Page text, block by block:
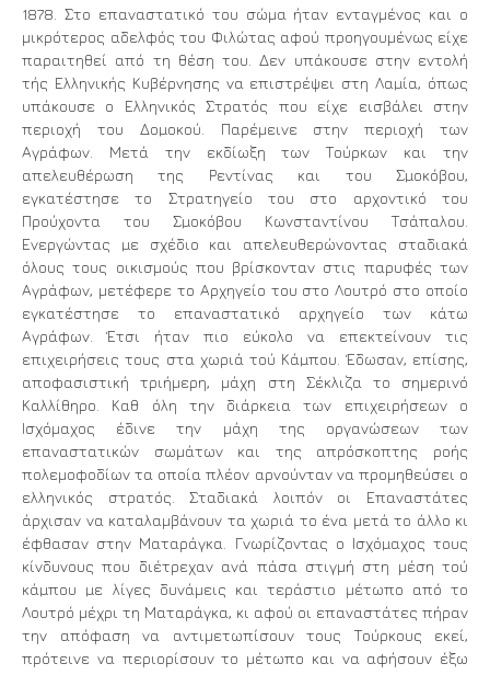
1878. Στο επαναστατικό του σώμα ήταν ενταγμένος και ο
μικρότερος αδελφός του Φιλώτας αφού προηγουμένως είχε
παραιτηθεί από τη θέση του. Δεν υπάκουσε στην εντολή
τής Ελληνικής Κυβέρνησης να επιστρέψει στη Λαµία, όπως
υπάκουσε ο Ελληνικός Στρατός που είχε εισβάλει στην
περιοχή του Δοµοκού. Παρέμεινε στην περιοχή των
Αγράφων. Μετά την εκδίωξη των Τούρκων και την
απελευθέρωση της Ρεντίνας και του Σµοκόβου,
εγκατέστησε το Στρατηγείο του στο αρχοντικό του
Προύχοντα του Σµοκόβου Κωνσταντίνου Τσάπαλου.
Ενεργώντας µε σχέδιο και απελευθερώνοντας σταδιακά
όλους τους οικισμούς που βρίσκονταν στις παρυφές των
Αγράφων, μετέφερε το Αρχηγείο του στο Λουτρό στο οποίο
εγκατέστησε το επαναστατικό αρχηγείο των κάτω
Αγράφων. Έτσι ήταν πιο εύκολο να επεκτείνουν τις
επιχειρήσεις τους στα χωριά τού Κάµπου. Έδωσαν, επίσης,
αποφασιστική τριήμερη, μάχη στη Σέκλιζα το σημερινό
Καλλίθηρο. Καθ όλη την διάρκεια των επιχειρήσεων ο
Ισχόμαχος έδινε την μάχη της οργανώσεων των
επαναστατικών σωμάτων και της απρόσκοπτης ροής
πολεμοφοδίων τα οποία πλέον αρνούνταν να προμηθεύσει ο
ελληνικός στρατός. Σταδιακά λοιπόν οι Επαναστάτες
άρχισαν να καταλαμβάνουν τα χωριά το ένα μετά το άλλο κι
έφθασαν στην Ματαράγκα. Γνωρίζοντας ο Ισχόµαχος τους
κίνδυνους που διέτρεχαν ανά πάσα στιγμή στη μέση τού
κάµπου µε λίγες δυνάμεις και τεράστιο μέτωπο από το
Λουτρό μέχρι τη Ματαράγκα, κι αφού οι επαναστάτες πήραν
την απόφαση να αντιμετωπίσουν τους Τούρκους εκεί,
πρότεινε να περιορίσουν το μέτωπο και να αφήσουν έξω